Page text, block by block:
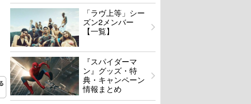
「ラヴ上等」シー
ズン2メンバー
【一覧】
『スパイダーマ
ン』グッズ・特
典・キャンペーン
情報まとめ